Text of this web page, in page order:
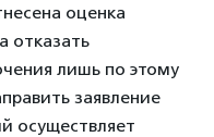
оценка
отказать
лишь по этому
заявление
осуществляет